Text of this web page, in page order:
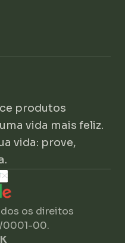
produtos
vida mais feliz.
vida: prove,
os direitos
0001-00.